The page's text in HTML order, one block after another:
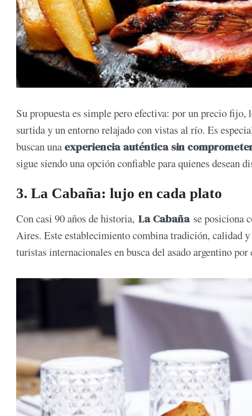
Su propuesta es simple pero efectiva: por un precio
surtida y un entorno relajado con vistas al río. Es
buscan una experiencia auténtica sin
sigue siendo una opción confiable para quienes desean
3. La Cabaña: lujo en cada plato
Con casi 90 años de historia, La Cabañase posiciona
Aires. Este establecimiento combina tradición, calidad
turistas internacionales en busca del asado argentino por